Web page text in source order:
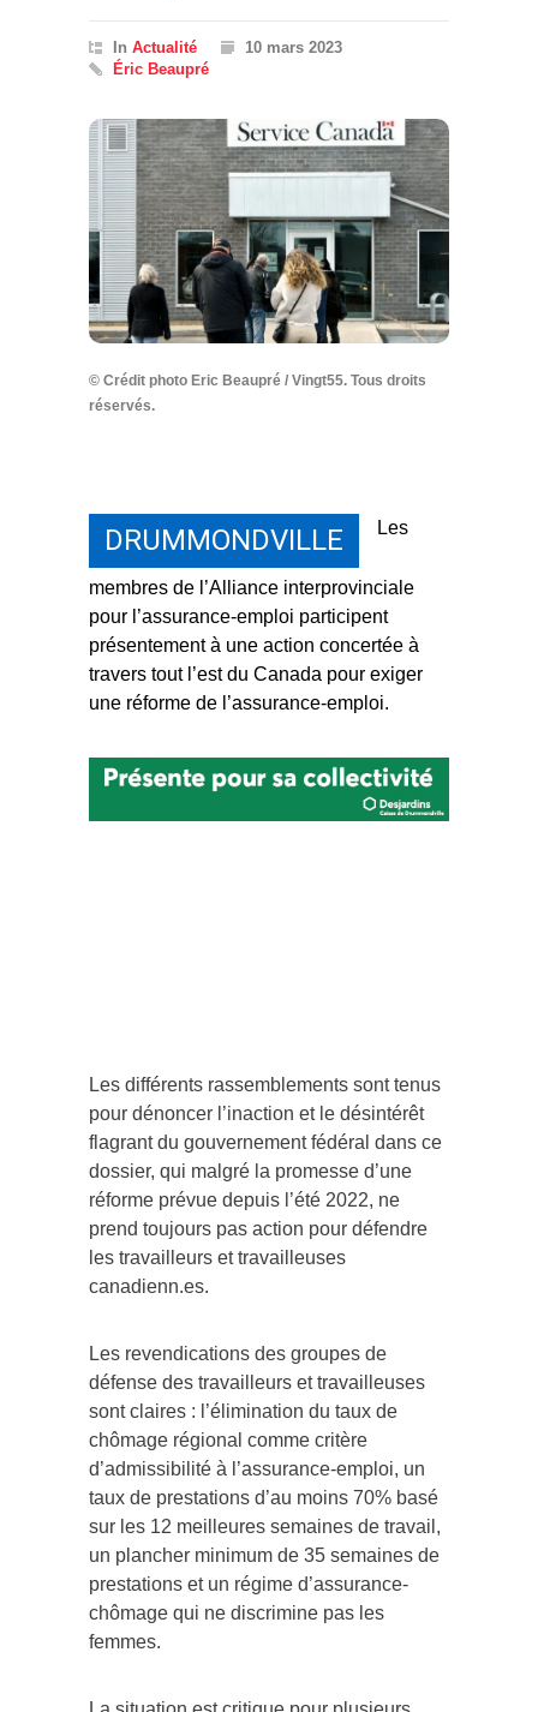
In Actualité
10 mars 2023
Éric Beaupré
© Crédit photo Eric Beaupré / Vingt55. Tous droits
réservés.
DRUMMONDVILLE Les
membres de l’Alliance interprovinciale
pour l’assurance-emploi participent
présentement à une action concertée à
travers tout l’est du Canada pour exiger
une réforme de l’assurance-emploi.
Les différents rassemblements sont tenus
pour dénoncer l’inaction et le désintérêt
flagrant du gouvernement fédéral dans ce
dossier, qui malgré la promesse d’une
réforme prévue depuis l’été 2022, ne
prend toujours pas action pour défendre
les travailleurs et travailleuses
canadienn.es.
Les revendications des groupes de
défense des travailleurs et travailleuses
sont claires : l’élimination du taux de
chômage régional comme critère
d’admissibilité à l’assurance-emploi, un
taux de prestations d’au moins 70% basé
sur les 12 meilleures semaines de travail,
un plancher minimum de 35 semaines de
prestations et un régime d’assurance-
chômage qui ne discrimine pas les
femmes.